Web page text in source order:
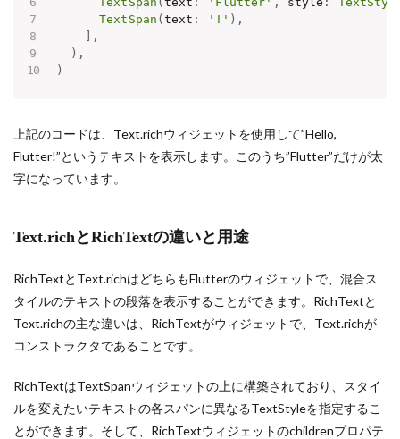
TextSpan (text : '!' ) ,
,
) ,
)
上記のコードは、Text.richウィジェットを使用して”Hello,
Flutter!”というテキストを表示します。このうち”Flutter”だけが太
字になっています。
Text.richとRichTextの違いと用途
RichTextとText.richはどちらもFlutterのウィジェットで、混合ス
タイルのテキストの段落を表示することができます。RichTextと
Text.richの主な違いは、RichTextがウィジェットで、Text.richが
コンストラクタであることです。
RichTextはTextSpanウィジェットの上に構築されており、スタイ
ルを変えたいテキストの各スパンに異なるTextStyleを指定するこ
とができます。そして、RichTextウィジェットのchildrenプロパテ